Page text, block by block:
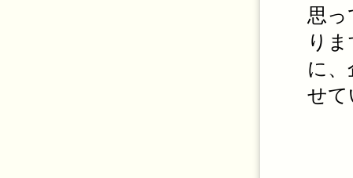
思
り
に
せて